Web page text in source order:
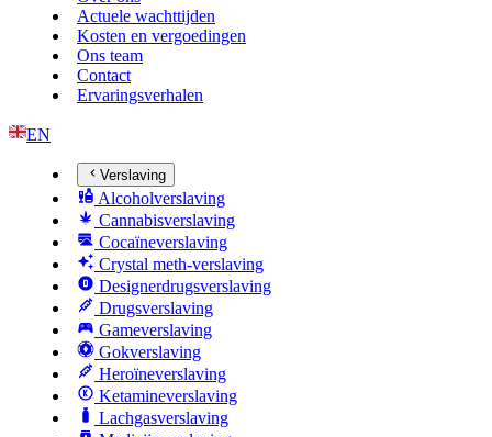
Actuele wachttijden
Kosten en vergoedingen
Ons team
Contact
Ervaringsverhalen
EN
Verslaving
Alcoholverslaving
Cannabisverslaving
Cocaïneverslaving
Crystal meth-verslaving
Designerdrugsverslaving
Drugsverslaving
Gameverslaving
Gokverslaving
Heroïneverslaving
Ketamineverslaving
Lachgasverslaving